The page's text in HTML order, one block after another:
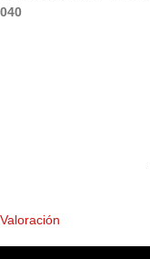
040
Valoración